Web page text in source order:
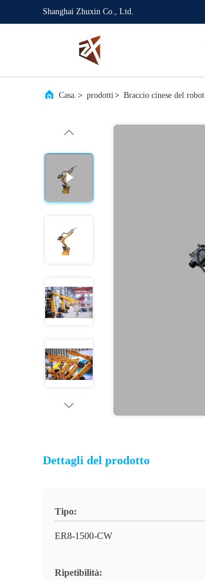
Shanghai Zhuxin Co., Ltd.
Casa. > prodotti> Braccio cinese del robot
Dettagli del prodotto
Tipo:
ER8-1500-CW
Ripetibilità: